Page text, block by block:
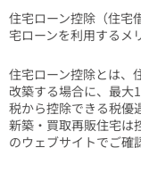
住宅ローン控除（住宅
宅ローンを利用するメ
住宅ローン控除とは、
改築する場合に、最大
税から控除できる税優
新築・買取再販住宅は
のウェブサイトでご確